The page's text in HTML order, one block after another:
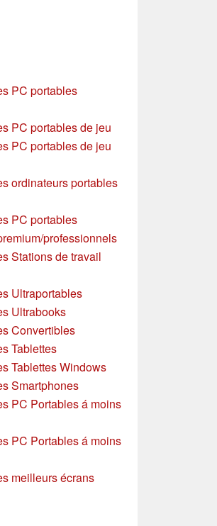
PC portables
PC portables de jeu
PC portables de jeu
ordinateurs portables
PC portables
professionnels
Stations de travail
Ultraportables
Ultrabooks
Convertibles
Tablettes
Tablettes Windows
Smartphones
PC Portables á moins
PC Portables á moins
meilleurs écrans